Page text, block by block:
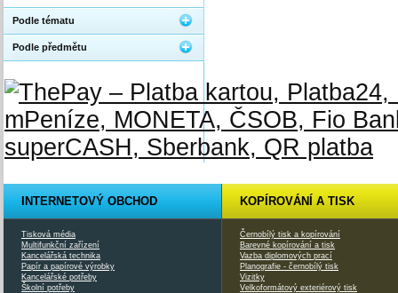
Podle tématu
Podle předmětu
INTERNETOVÝ OBCHOD
Tisková média
Multifunkční zařízení
Kancelářská technika
Papír a papírové výrobky
Kancelářské potřeby
Školní potřeby
KOPÍROVÁNÍ A TISK
Černobílý tisk a kopírování
Barevné kopírování a tisk
Vazba diplomových prací
Planografie - černobílý tisk
Vizitky
Velkoformátový exteriérový tisk